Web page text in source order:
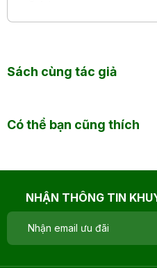
Sách cùng tác giả
Có thể bạn cũng thích
NHẬN THÔNG TIN